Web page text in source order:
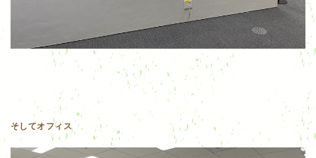
そしてオフィス